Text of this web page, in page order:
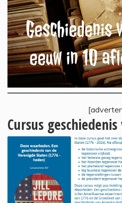
Cursus geschiedenis